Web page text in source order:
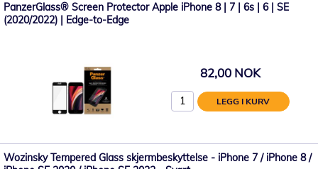
PanzerGlass® Screen Protector Apple iPhone 8 | 7 | 6s | 6 | SE
(2020/2022) | Edge-to-Edge
82,00 NOK
LEGG I KURV
Wozinsky Tempered Glass skjermbeskyttelse - iPhone 7 / iPhone 8 /